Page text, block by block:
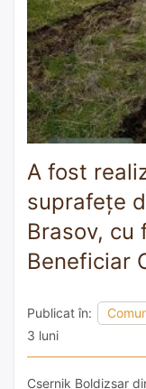
A fost
suprafețe
Brasov, cu
Beneficiar
Publicat în:
3 luni
Csernik Boldizsar